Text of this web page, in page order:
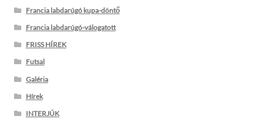
Francia labdarúgó kupa-döntő
Francia labdarúgó-válogatott
FRISS HÍREK
Futsal
Galéria
Hírek
INTERJÚK